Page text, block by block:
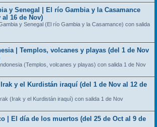
y Senegal | El río Gambia y la Casamance
al 16 de Nov)
y Senegal (El río Gambia y la Casamance) con salida
| Templos, volcanes y playas (del 1 de Nov
(Templos, volcanes y playas) con salida 1 de Nov
y el Kurdistán iraquí (del 1 de Nov al 12 de
(Irak y el Kurdistán iraquí) con salida 1 de Nov
| El día de los muertos (del 25 de Oct al 9 de